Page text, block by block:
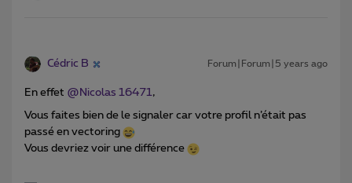
Cédric B Forum|Forum|5 years ago
En effet @Nicolas 16471,
Vous faites bien de le signaler car votre profil n’était pas
passé en vectoring
Vous devriez voir une différence